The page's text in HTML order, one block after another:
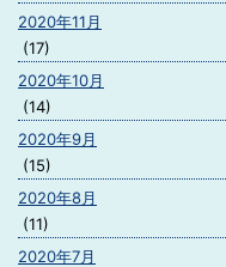
2020年11月
(17)
2020年10月
(14)
2020年9月
(15)
2020年8月
(11)
2020年7月